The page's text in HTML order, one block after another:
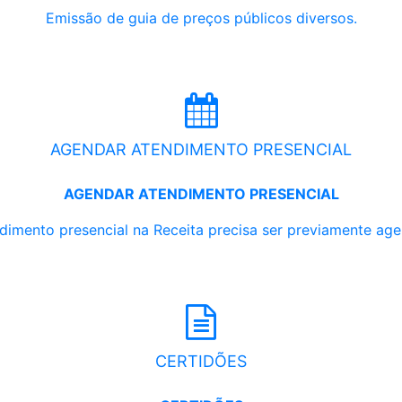
Emissão de guia de preços públicos diversos.
AGENDAR ATENDIMENTO PRESENCIAL
AGENDAR ATENDIMENTO PRESENCIAL
presencial na Receita precisa ser previamente
CERTIDÕES